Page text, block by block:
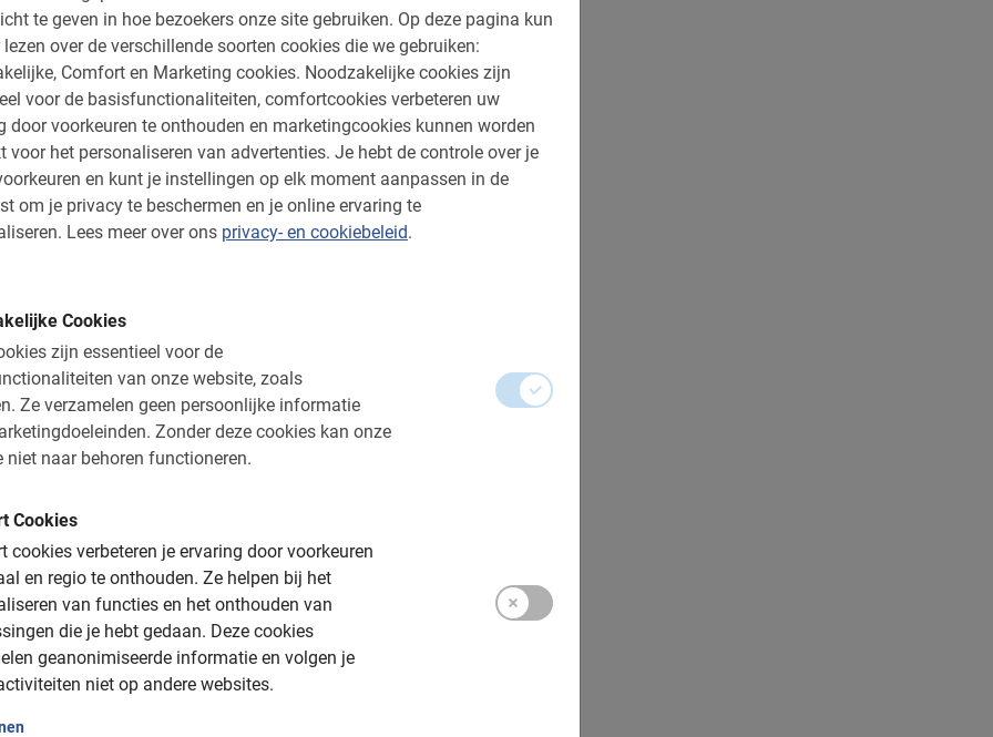
te geven in hoe bezoekers onze site gebruiken. Op deze pagina kun
lezen over de verschillende soorten cookies die we gebruiken:
Comfort en Marketing cookies. Noodzakelijke cookies zijn
voor de basisfunctionaliteiten, comfortcookies verbeteren uw
door voorkeuren te onthouden en marketingcookies kunnen worden
voor het personaliseren van advertenties. Je hebt de controle over je
en kunt je instellingen op elk moment aanpassen in de
om je privacy te beschermen en je online ervaring te
Lees meer over ons privacy- en cookiebeleid.
Cookies
zijn essentieel voor de
van onze website, zoals
Ze verzamelen geen persoonlijke informatie
Zonder deze cookies kan onze
niet naar behoren functioneren.
Cookies
cookies verbeteren je ervaring door voorkeuren
en regio te onthouden. Ze helpen bij het
van functies en het onthouden van
die je hebt gedaan. Deze cookies
geanonimiseerde informatie en volgen je
niet op andere websites.
Dubh Linn Gardens
En nog veel meer…
bezienswaardigheden, waardoor
beeld geeft van deze heerlijke stad.
gids meer over de plek. Hierdoor hoor je
en de cultuur. Ook krijg je uitgebreid de
het thuisfront te laten zien waar je geweest
manier om de stad te
stad. Behalve de brouwerijen en
en kun je er uitstekend shoppen. Om te
in de hoofdstad van Ierland is het
met deze leuke fietstour.Tip:vergeet de
van de stad te vragen. Zo weet je
rest van je verblijf!
8 jaar voor wie zelf fietst. Voor kleinere